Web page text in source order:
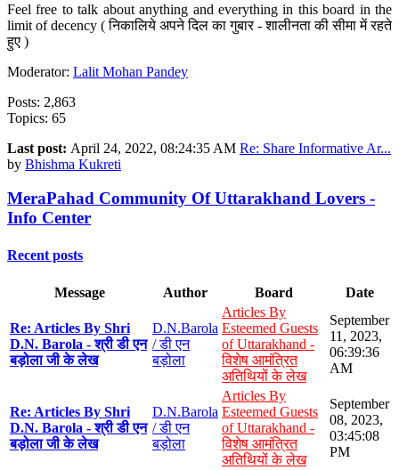
Feel free to talk about anything and everything in this board in the
limit of decency ( निकालिये अपने दिल का गुबार - शालीनता की सीमा में रहते
हुए )
Moderator: Lalit Mohan Pandey
Posts: 2,863
Topics: 65
Last post: April 24, 2022, 08:24:35 AM Re: Share Informative Ar...
by Bhishma Kukreti
MeraPahad Community Of Uttarakhand Lovers -
Info Center
Recent posts
Message Author Board Date
Re: Articles By Shri
D.N. Barola - श्री डी एन
बड़ोला जी के लेख
D.N.Barola
/ डी एन
बड़ोला
Articles By
Esteemed Guests
of Uttarakhand -
विशेष आमंत्रित
अतिथियों के लेख
September
11, 2023,
06:39:36
AM
Re: Articles By Shri
D.N. Barola - श्री डी एन
बड़ोला जी के लेख
D.N.Barola
/ डी एन
बड़ोला
Articles By
Esteemed Guests
of Uttarakhand -
विशेष आमंत्रित
अतिथियों के लेख
September
08, 2023,
03:45:08
PM